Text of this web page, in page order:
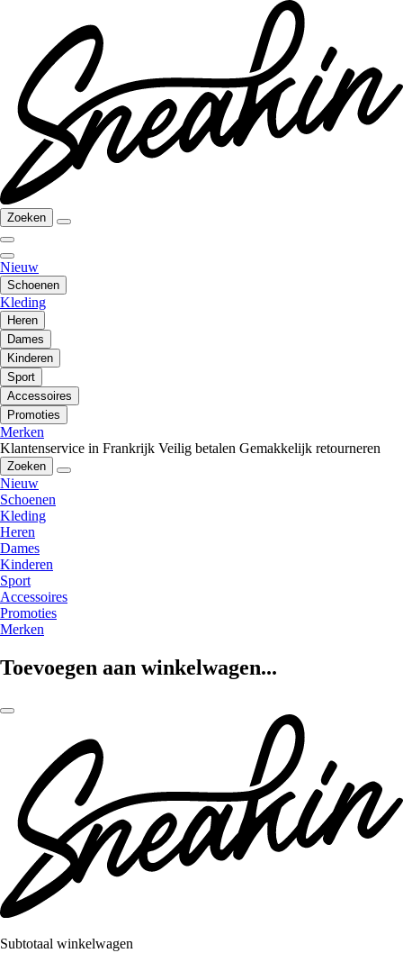
Zoeken
Nieuw
Schoenen
Kleding
Heren
Dames
Kinderen
Sport
Accessoires
Promoties
Merken
Klantenservice in Frankrijk Veilig betalen Gemakkelijk retourneren
Zoeken
Nieuw
Schoenen
Kleding
Heren
Dames
Kinderen
Sport
Accessoires
Promoties
Merken
Toevoegen aan winkelwagen...
Subtotaal winkelwagen